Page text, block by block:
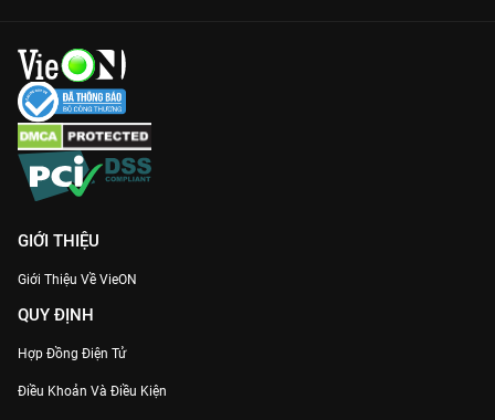
GIỚI THIỆU
Giới Thiệu Về VieON
QUY ĐỊNH
Hợp Đồng Điện Tử
Điều Khoản Và Điều Kiện